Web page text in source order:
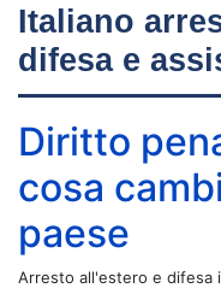
Italiano
difesa e
Diritto
cosa
paese
Arresto all'estero e difesa